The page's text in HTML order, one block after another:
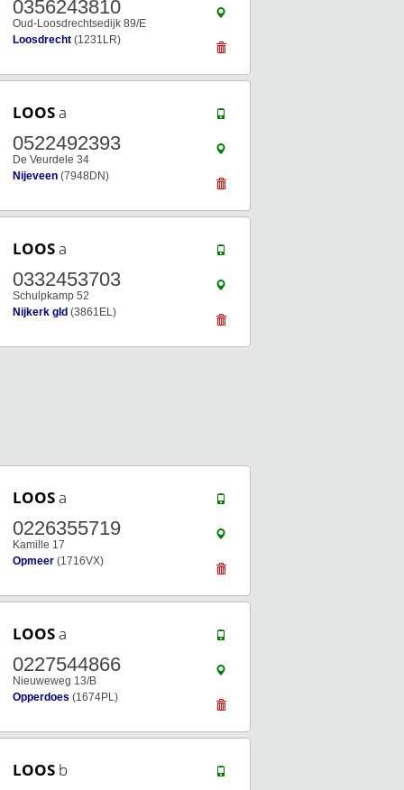
0356243810
Oud-Loosdrechtsedijk 89/E
Loosdrecht (1231LR)
LOOSa
0522492393
De Veurdele 34
Nijeveen (7948DN)
LOOSa
0332453703
Schulpkamp 52
Nijkerk gld (3861EL)
LOOSa
0226355719
Kamille 17
Opmeer (1716VX)
LOOSa
0227544866
Nieuweweg 13/B
Opperdoes (1674PL)
LOOS b